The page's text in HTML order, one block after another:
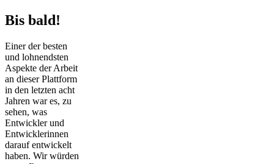
Bis bald!
Einer der besten
und lohnendsten
Aspekte der Arbeit
an dieser Plattform
in den letzten acht
Jahren war es, zu
sehen, was
Entwickler und
Entwicklerinnen
darauf entwickelt
haben. Wir würden